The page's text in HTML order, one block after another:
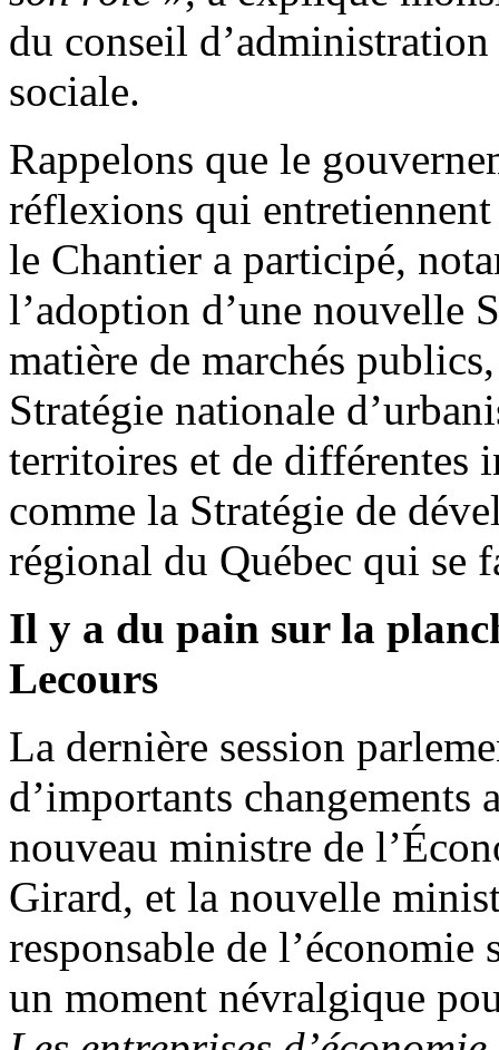
du conseil
sociale.
Rappelons que le
réflexions qui entretiennent
le Chantier a participé,
l’adoption d’une nouvelle
matière de marchés
Stratégie nationale
territoires et de différentes
comme la Stratégie de
régional du Québec qui se
Il y a du pain sur la
Lecours
La dernière session
d’importants changements
nouveau ministre de
Girard, et la nouvelle
responsable de
un moment névralgique